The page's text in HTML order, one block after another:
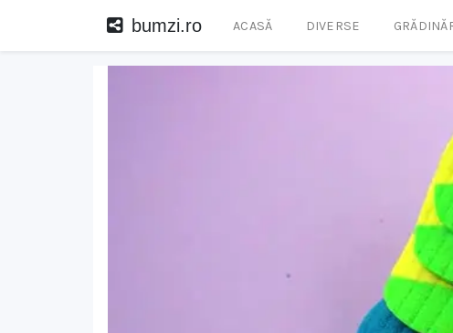
bumzi.ro ACASĂ DIVERSE